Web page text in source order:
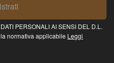
PERSONALI AI SENSI DEL D.L.
normativa applicabile Leggi